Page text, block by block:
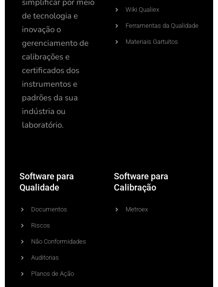
de tecnologia e
inovação o
gerenciamento de
calibrações e
certificados dos
instrumentos e
padrões da sua
indústria ou
laboratório.
Wiki Qualiex
Ferramentas da Qualidade
Materiais Gartuitos
Software para
Qualidade
Documentos
Riscos
Não Conformidades
Auditorias
Planos de Ação
Software para
Calibração
Metroex